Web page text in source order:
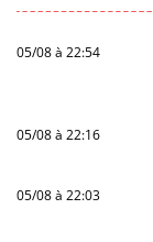
05/08 à 22:54
05/08 à 22:16
05/08 à 22:03